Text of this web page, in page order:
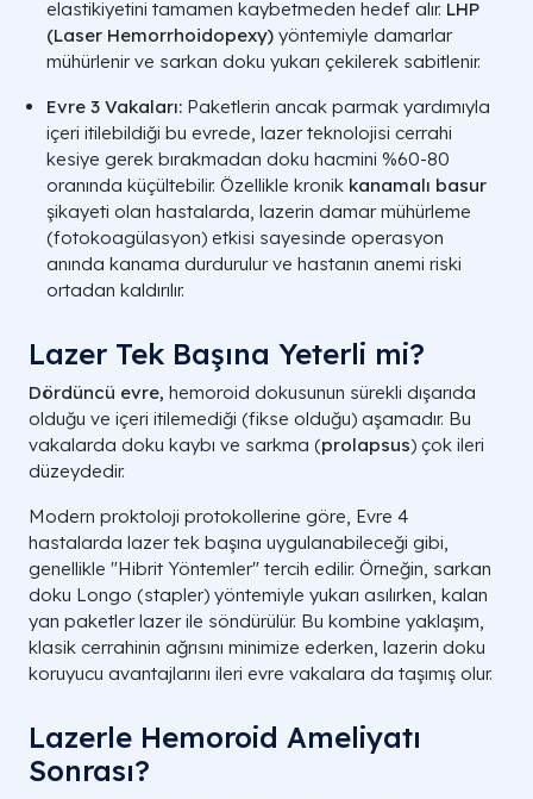
elastikiyetini tamamen kaybetmeden hedef alır. LHP
(Laser Hemorrhoidopexy) yöntemiyle damarlar
mühürlenir ve sarkan doku yukarı çekilerek sabitlenir.
Evre 3 Vakaları: Paketlerin ancak parmak yardımıyla
içeri itilebildiği bu evrede, lazer teknolojisi cerrahi
kesiye gerek bırakmadan doku hacmini %60-80
oranında küçültebilir. Özellikle kronik kanamalı basur
şikayeti olan hastalarda, lazerin damar mühürleme
(fotokoagülasyon) etkisi sayesinde operasyon
anında kanama durdurulur ve hastanın anemi riski
ortadan kaldırılır.
Lazer Tek Başına Yeterli mi?
Dördüncü evre, hemoroid dokusunun sürekli dışarıda
olduğu ve içeri itilemediği (fikse olduğu) aşamadır. Bu
vakalarda doku kaybı ve sarkma (prolapsus) çok ileri
düzeydedir.
Modern proktoloji protokollerine göre, Evre 4
hastalarda lazer tek başına uygulanabileceği gibi,
genellikle "Hibrit Yöntemler" tercih edilir. Örneğin, sarkan
doku Longo (stapler) yöntemiyle yukarı asılırken, kalan
yan paketler lazer ile söndürülür. Bu kombine yaklaşım,
klasik cerrahinin ağrısını minimize ederken, lazerin doku
koruyucu avantajlarını ileri evre vakalara da taşımış olur.
Lazerle Hemoroid Ameliyatı
Sonrası?